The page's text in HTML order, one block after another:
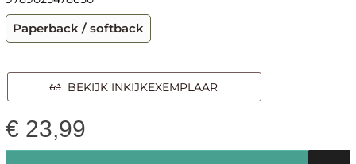
Paperback / softback
BEKIJK INKIJKEXEMPLAAR
€ 23,99